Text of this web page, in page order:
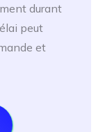
durant
peut
et